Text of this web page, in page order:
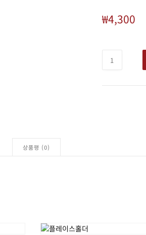
₩4,300
상품평 (0)